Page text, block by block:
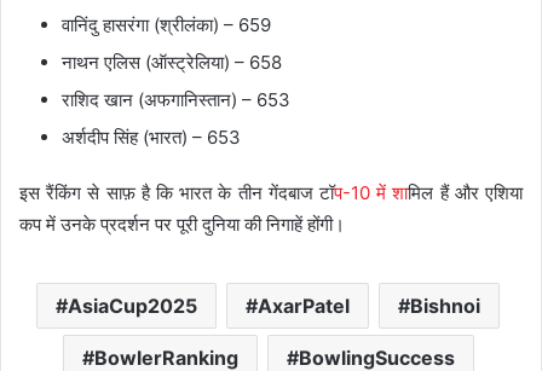
वानिंदु हासरंगा (श्रीलंका) – 659
नाथन एलिस (ऑस्ट्रेलिया) – 658
राशिद खान (अफगानिस्तान) – 653
अर्शदीप सिंह (भारत) – 653
इस रैंकिंग से साफ़ है कि भारत के तीन गेंदबाज टॉप-10 में शामिल हैं और एशिया
कप में उनके प्रदर्शन पर पूरी दुनिया की निगाहें होंगी।
AsiaCup2025 AxarPatel Bishnoi
BowlerRanking BowlingSuccess